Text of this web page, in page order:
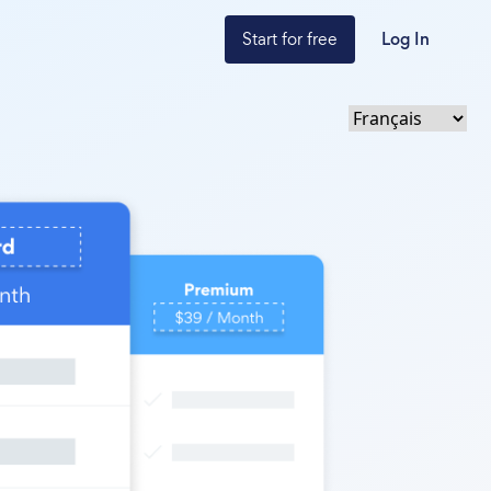
Start for free Log In